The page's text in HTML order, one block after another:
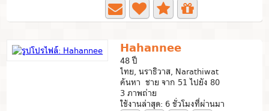
Hahannee
48 ปี
ไทย, นราธิวาส, Narathiwat
ค้นหา ชาย จาก 51 ไปยัง 80
3 ภาพถ่าย
ใช้งานล่าสุด: 6 ชั่วโมงที่ผ่านมา